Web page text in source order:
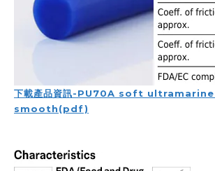
下載產品資訊-PU70A soft
smooth(pdf)